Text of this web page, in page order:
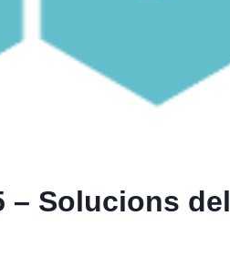
– Solucions del